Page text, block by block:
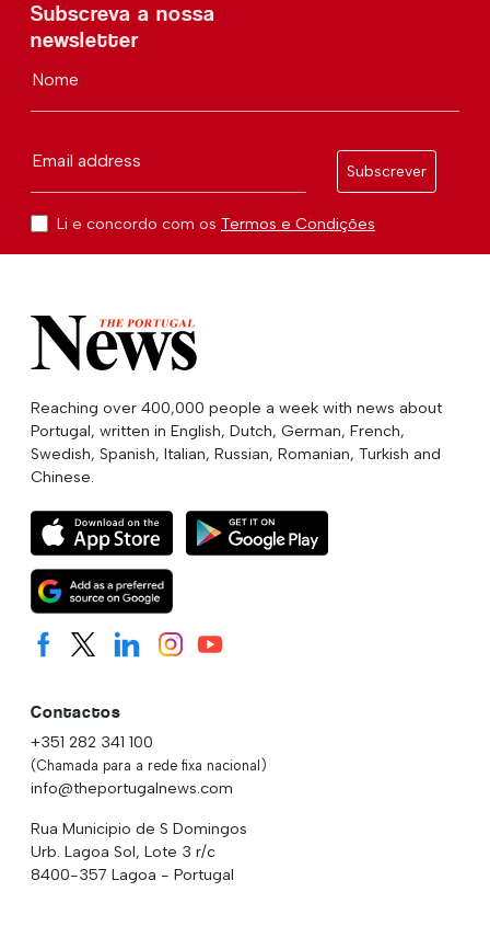
Subscreva a nossa
newsletter
Nome
Email address
Subscrever
Li e concordo com os Termos e Condições
Reaching over 400,000 people a week with news about
Portugal, written in English, Dutch, German, French,
Swedish, Spanish, Italian, Russian, Romanian, Turkish and
Chinese.
Contactos
+351 282 341 100
(Chamada para a rede fixa nacional)
info@theportugalnews.com
Rua Municipio de S Domingos
Urb. Lagoa Sol, Lote 3 r/c
8400-357 Lagoa - Portugal